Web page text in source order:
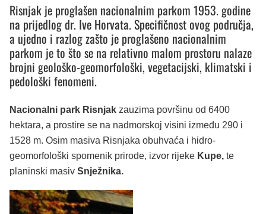
Risnjak je proglašen nacionalnim parkom 1953. godine
na prijedlog dr. Ive Horvata. Specifičnost ovog područja,
a ujedno i razlog zašto je proglašeno nacionalnim
parkom je to što se na relativno malom prostoru nalaze
brojni geološko-geomorfološki, vegetacijski, klimatski i
pedološki fenomeni.
Nacionalni park Risnjak zauzima površinu od 6400
hektara, a prostire se na nadmorskoj visini između 290 i
1528 m. Osim masiva Risnjaka obuhvaća i hidro-
geomorfološki spomenik prirode, izvor rijeke Kupe, te
planinski masiv Snježnika.